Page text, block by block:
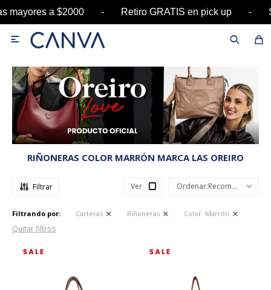
mayores a $2000 - Retiro GRATIS en pick up

RIÑONERAS COLOR MARRÓN MARCA LAS OREIRO
Ver Recomendados
Filtrando por: Carteras Riñoneras Color: Marrón
Quitar filtros